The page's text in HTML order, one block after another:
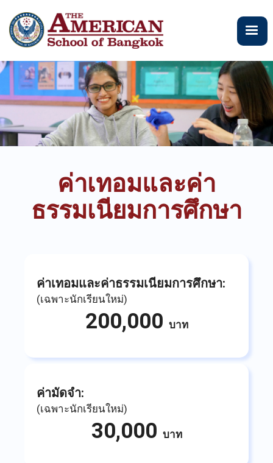
ไป
ยัง
เนื้อหา
หลัก
ค่าเทอมและค่า
ธรรมเนียมการศึกษา
ค่าเทอมและค่าธรรมเนียมการศึกษา:
(เฉพาะนักเรียนใหม่)
200,000 บาท
ค่ามัดจำ:
(เฉพาะนักเรียนใหม่)
30,000 บาท